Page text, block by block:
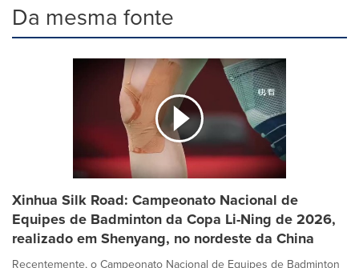
Da mesma fonte
Xinhua Silk Road: Campeonato Nacional de
Equipes de Badminton da Copa Li-Ning de 2026,
realizado em Shenyang, no nordeste da China
Recentemente, o Campeonato Nacional de Equipes de Badminton